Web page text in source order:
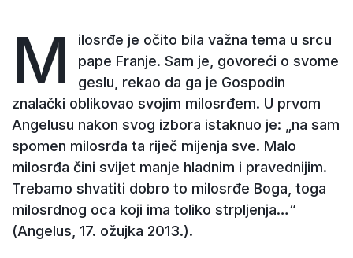
M
ilosrđe je očito bila važna tema u srcu
pape Franje. Sam je, govoreći o svome
geslu, rekao da ga je Gospodin
znalački oblikovao svojim milosrđem. U prvom
Angelusu nakon svog izbora istaknuo je: „na sam
spomen milosrđa ta riječ mijenja sve. Malo
milosrđa čini svijet manje hladnim i pravednijim.
Trebamo shvatiti dobro to milosrđe Boga, toga
milosrdnog oca koji ima toliko strpljenja…“
(Angelus, 17. ožujka 2013.).